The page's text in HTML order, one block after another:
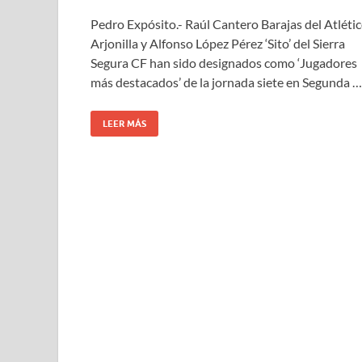
Pedro Expósito.- Raúl Cantero Barajas del
Arjonilla y Alfonso López Pérez ‘Sito’ del Sierra
Segura CF han sido designados como ‘Jugadores
más destacados’ de la jornada siete en Segunda …
LEER MÁS